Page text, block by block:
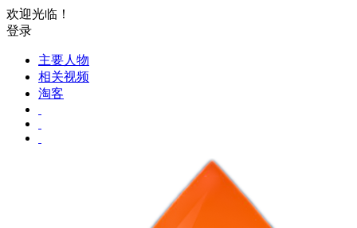
欢迎光临！
登录
主要人物
相关视频
淘客